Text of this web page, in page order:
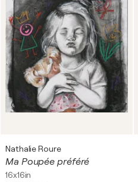
Nathalie Roure
Ma Poupée préféré
16x16in